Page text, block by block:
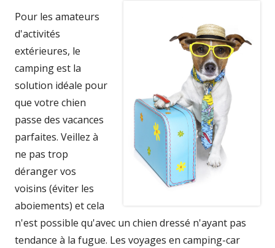
Pour les amateurs
d'activités
extérieures, le
camping est la
solution idéale pour
que votre chien
passe des vacances
parfaites. Veillez à
ne pas trop
déranger vos
voisins (éviter les
aboiements) et cela
n'est possible qu'avec un chien dressé n'ayant pas
tendance à la fugue. Les voyages en camping-car